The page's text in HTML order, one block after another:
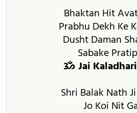
Bhaktan Hit
Prabhu Dekh Ke
Dusht Daman
Sabake
ॐ Jai
Shri Balak Nath
Jo Koi Nit